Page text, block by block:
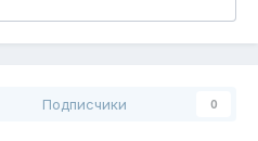
Подписчики 0